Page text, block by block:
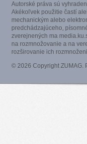
Autorské práva sú
Akékoľvek použitie častí
mechanickým alebo
predchádzajúceho,
zverejnených ma
na rozmnožovanie a na
rozširovanie ich
© 2026 Copyright ZUMAG.